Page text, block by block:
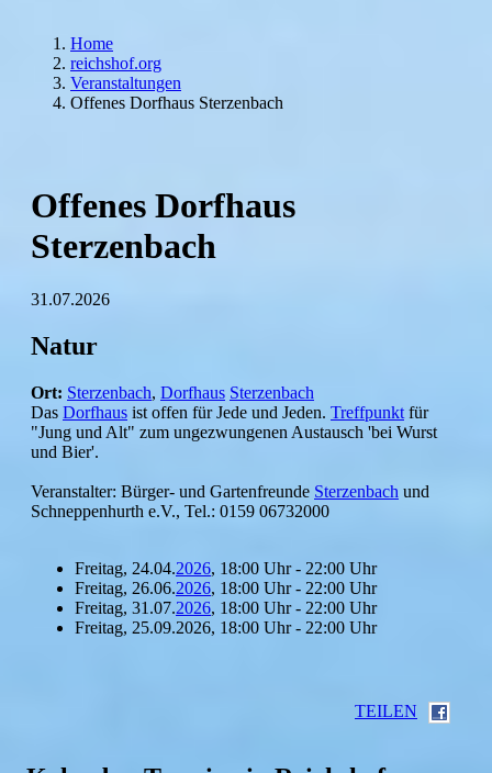
Home
reichshof.org
Veranstaltungen
Offenes Dorfhaus Sterzenbach
Offenes Dorfhaus
Sterzenbach
31.07.2026
Natur
Ort: Sterzenbach, Dorfhaus Sterzenbach
Das Dorfhaus ist offen für Jede und Jeden. Treffpunkt für
"Jung und Alt" zum ungezwungenen Austausch 'bei Wurst
und Bier'.
Veranstalter: Bürger- und Gartenfreunde Sterzenbach und
Schneppenhurth e.V., Tel.: 0159 06732000
Freitag, 24.04.2026, 18:00 Uhr - 22:00 Uhr
Freitag, 26.06.2026, 18:00 Uhr - 22:00 Uhr
Freitag, 31.07.2026, 18:00 Uhr - 22:00 Uhr
Freitag, 25.09.2026, 18:00 Uhr - 22:00 Uhr
TEILEN